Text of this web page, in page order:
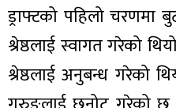
ड्राफ्टको पहिलो
श्रेष्ठलाई स्वागत गरेको
श्रेष्ठलाई अनुबन्ध गरेको